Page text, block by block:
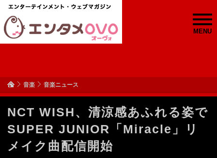
MENU
音楽 音楽ニュース
NCT WISH、清涼感あふれる姿で
SUPER JUNIOR「Miracle」リ
メイク曲配信開始